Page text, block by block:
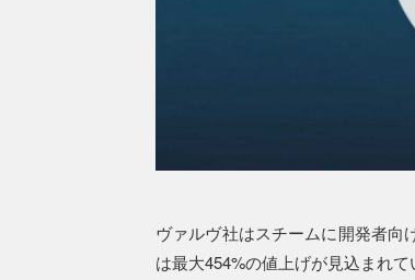
ヴァルヴ社はスチームに開発者向
は最大454%の値上げが見込まれて